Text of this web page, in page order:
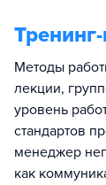
Методы
лекции,
уровень
стандартов
менеджер
как